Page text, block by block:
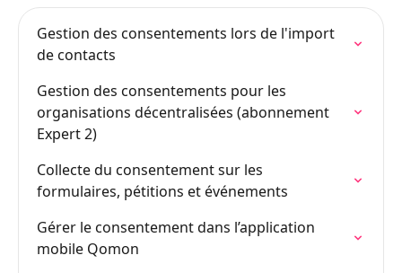
Gestion des consentements lors de l'import
de contacts
Gestion des consentements pour les
organisations décentralisées (abonnement
Expert 2)
Collecte du consentement sur les
formulaires, pétitions et événements
Gérer le consentement dans l’application
mobile Qomon